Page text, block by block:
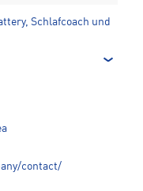
Schlafcoach und
contact/